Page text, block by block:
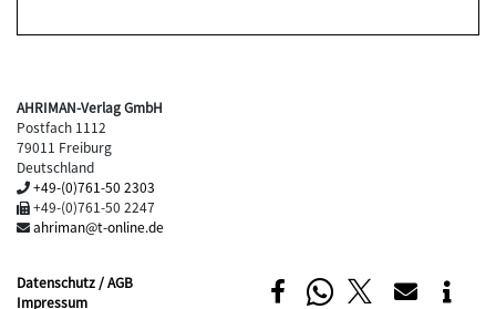
AHRIMAN-Verlag GmbH
Postfach 1112
79011 Freiburg
Deutschland
+49-(0)761-50 2303
+49-(0)761-50 2247
ahriman@t-online.de
Datenschutz / AGB
Impressum